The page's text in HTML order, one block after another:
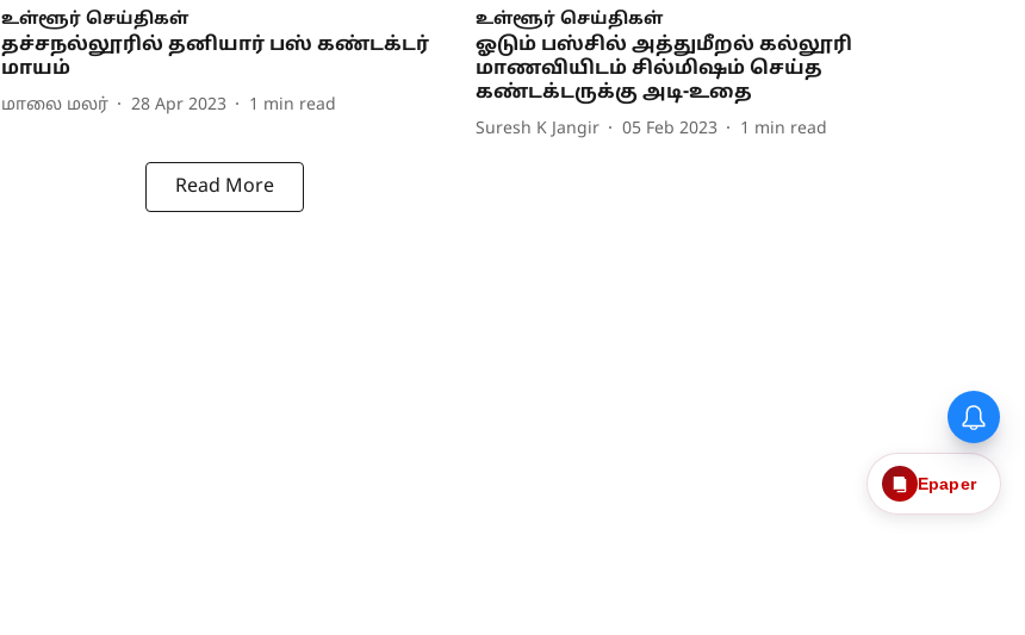
உள்ளூர் செய்திகள்
தச்சநல்லூரில் தனியார் பஸ் கண்டக்டர்
மாயம்
மாலை மலர் 28 Apr 2023 1 min read
உள்ளூர் செய்திகள்
ஓடும் பஸ்சில் அத்துமீறல் கல்லூரி
மாணவியிடம் சில்மிஷம் செய்த
கண்டக்டருக்கு அடி-உதை
Suresh K Jangir 05 Feb 2023 1 min read
Read More
Epaper